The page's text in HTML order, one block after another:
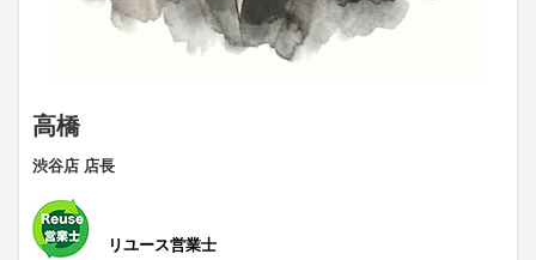
高橋
渋谷店 店長
リユース営業士